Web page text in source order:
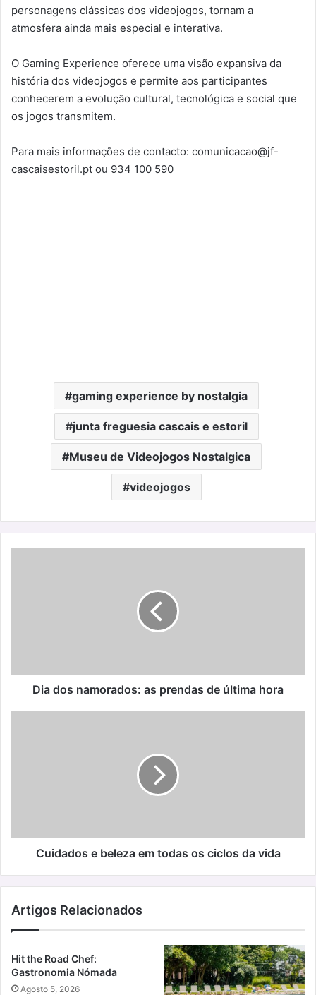
personagens clássicas dos videojogos, tornam a
atmosfera ainda mais especial e interativa.
O Gaming Experience oferece uma visão expansiva da
história dos videojogos e permite aos participantes
conhecerem a evolução cultural, tecnológica e social que
os jogos transmitem.
Para mais informações de contacto: comunicacao@jf-
cascaisestoril.pt ou 934 100 590
gaming experience by nostalgia
junta freguesia cascais e estoril
Museu de Videojogos Nostalgica
videojogos
Dia dos namorados: as prendas de última hora
vida
Cuidados e beleza em todas os ciclos da vida
Artigos Relacionados
Hit the Road Chef:
Gastronomia Nómada
Agosto 5, 2026